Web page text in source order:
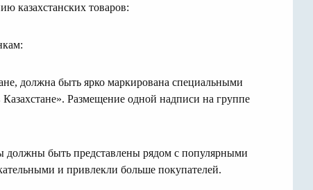
казахстанских товаров:
должна быть ярко маркирована специальными
Размещение одной надписи на группе
должны быть представлены рядом с популярными
и привлекли больше покупателей.